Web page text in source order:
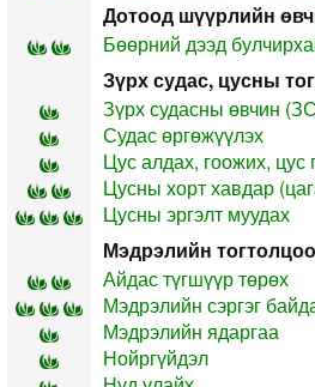
Дотоод шүүрлийн
Бөөрний дээд
Зүрх судас, цусны
Зүрх судасны өвчин
Судас өргөжүүлэх
Цус алдах, гоожих, цус
Цусны хорт хавдар
Цусны эргэлт муудах
Мэдрэлийн тогтолцоо
Айдас түгшүүр төрөх
Мэдрэлийн сэргэг
Мэдрэлийн ядаргаа
Нойргүйдэл